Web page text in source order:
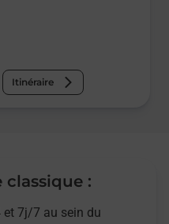
Itinéraire
classique :
et 7j/7 au sein du